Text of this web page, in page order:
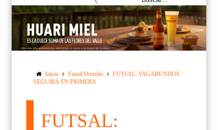
Inicio Futsal Orureño
FUTSAL: VAGABUNDOS
SEGUIRÁ EN PRIMERA
FUTSAL: